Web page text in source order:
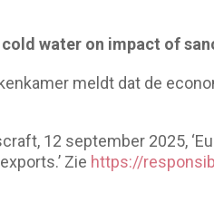
water on impact of
meldt dat de
12 september 2025,
Zie https://